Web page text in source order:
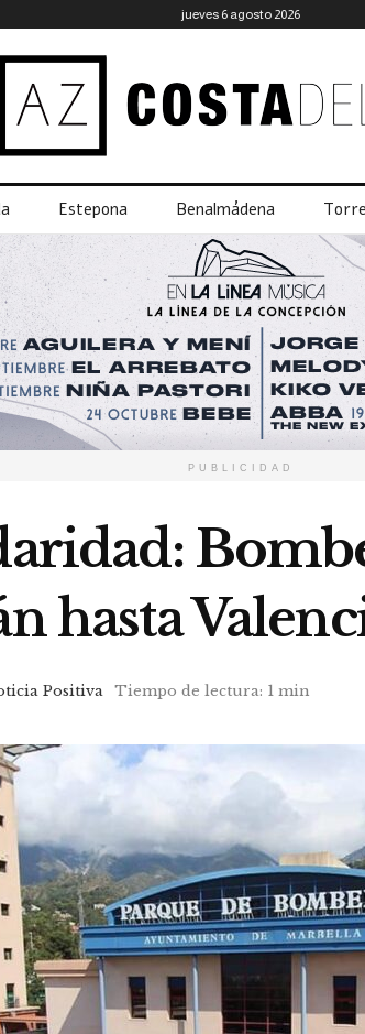
jueves 6 agosto 2026
Estepona Benalmádena
PUBLICIDAD
hasta
Positiva Tiempo de lectura: 1 min